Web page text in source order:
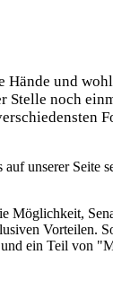
Hände und
Stelle noch
unserer Seite
Möglichkeit,
Vorteilen.
und ein Teil von